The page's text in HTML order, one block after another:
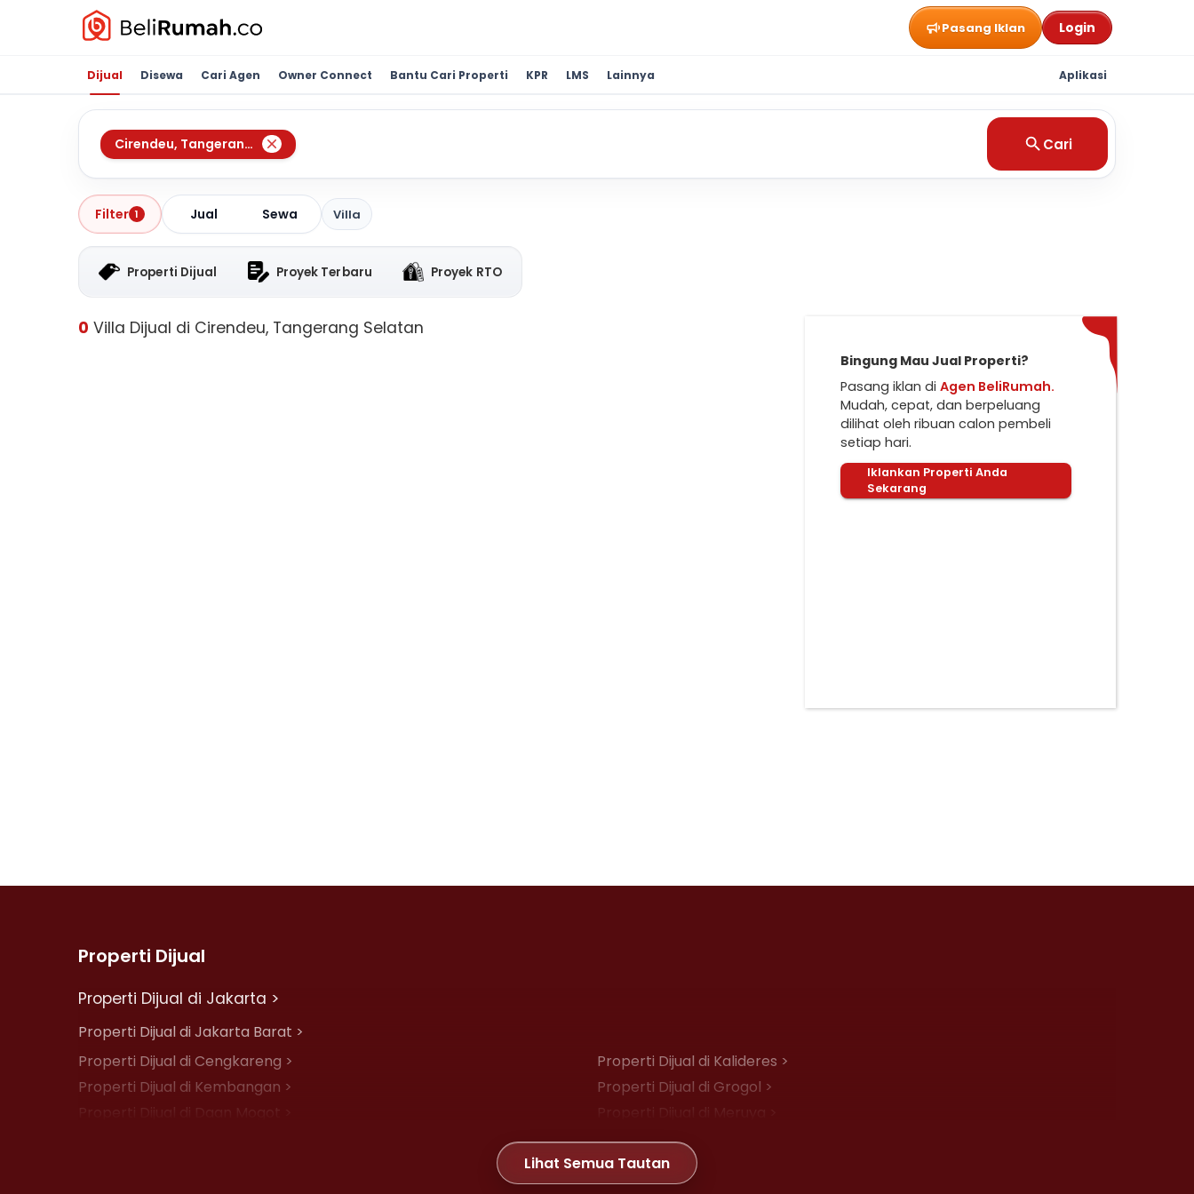
Pasang Iklan Login
Dijual Disewa Cari Agen Owner Connect Bantu Cari Properti KPR LMS Lainnya Aplikasi
Cirendeu, Tangerang Selatan Cari
Filter 1 Jual Sewa Villa
Properti Dijual Proyek Terbaru Proyek RTO
0 Villa Dijual di Cirendeu, Tangerang Selatan
Bingung Mau Jual Properti?
Pasang iklan di Agen BeliRumah.
Mudah, cepat, dan berpeluang
dilihat oleh ribuan calon pembeli
setiap hari.
Iklankan Properti Anda
Sekarang
Properti Dijual
Properti Dijual di Jakarta >
Properti Dijual di Jakarta Barat >
Properti Dijual di Cengkareng >
Properti Dijual di Kalideres >
Properti Dijual di Kembangan >
Properti Dijual di Grogol >
Properti Dijual di Daan Mogot >
Properti Dijual di Meruya >
Properti Dijual di Joglo >
Lihat Semua Tautan